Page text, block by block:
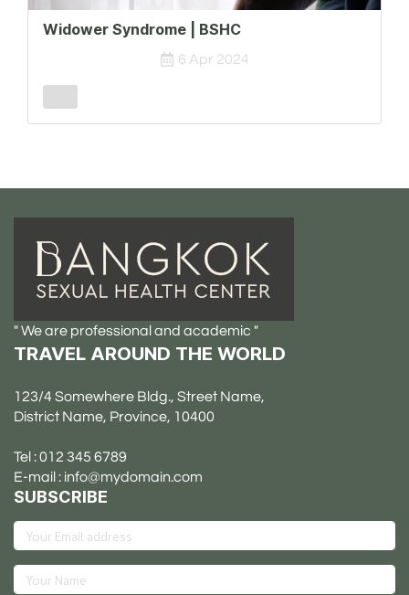
Widower Syndrome | BSHC
6 Apr 2024
" We are professional and academic "
TRAVEL AROUND THE WORLD
123/4 Somewhere Bldg., Street Name,
District Name, Province, 10400
Tel : 012 345 6789
E-mail : info@mydomain.com
SUBSCRIBE